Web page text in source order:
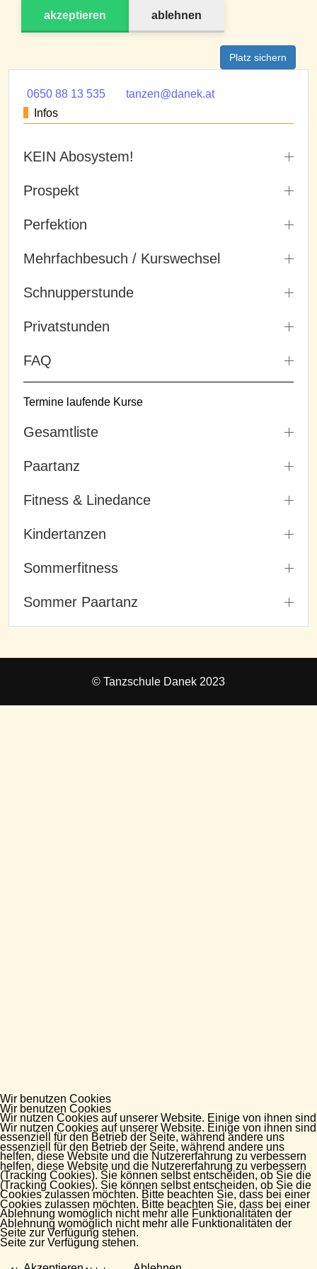
akzeptieren ablehnen
Wir benutzen Cookies
Wir nutzen Cookies auf unserer Website. Einige von ihnen sind
essenziell für den Betrieb der Seite, während andere uns
helfen, diese Website und die Nutzererfahrung zu verbessern
(Tracking Cookies). Sie können selbst entscheiden, ob Sie die
Cookies zulassen möchten. Bitte beachten Sie, dass bei einer
Ablehnung womöglich nicht mehr alle Funktionalitäten der
Seite zur Verfügung stehen.
Platz sichern
0650 88 13 535
tanzen@danek.at
Infos
KEIN Abosystem!
Prospekt
Perfektion
Mehrfachbesuch / Kurswechsel
Schnupperstunde
Privatstunden
FAQ
Termine laufende Kurse
Gesamtliste
Paartanz
Fitness & Linedance
Kindertanzen
Sommerfitness
Sommer Paartanz
© Tanzschule Danek 2023
Wir benutzen Cookies
Wir nutzen Cookies auf unserer Website. Einige von ihnen sind
essenziell für den Betrieb der Seite, während andere uns
helfen, diese Website und die Nutzererfahrung zu verbessern
(Tracking Cookies). Sie können selbst entscheiden, ob Sie die
Cookies zulassen möchten. Bitte beachten Sie, dass bei einer
Ablehnung womöglich nicht mehr alle Funktionalitäten der
Seite zur Verfügung stehen.